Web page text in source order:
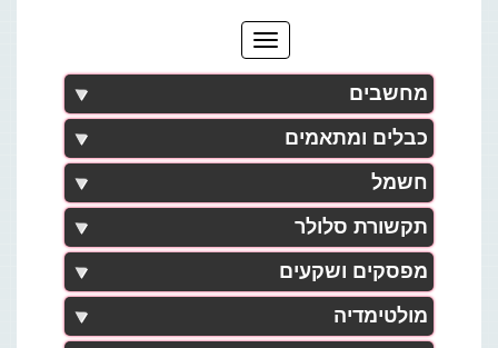
מחשבים
כבלים ומתאמים
חשמל
תקשורת סלולר
מפסקים ושקעים
מולטימדיה